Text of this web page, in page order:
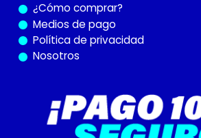
¿Cómo comprar?
Medios de pago
Política de privacidad
Nosotros